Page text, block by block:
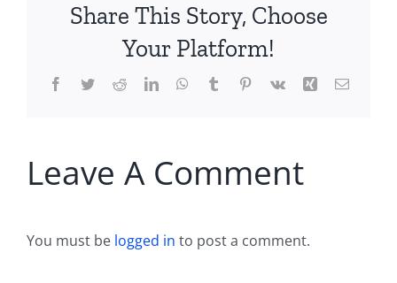
Share This Story, Choose
Your Platform!
Facebook
TwitterRedditLinkedInWhatsApp
TumblrPinterest
Vk Xing Email
Leave A Comment
You must be logged in to post a comment.